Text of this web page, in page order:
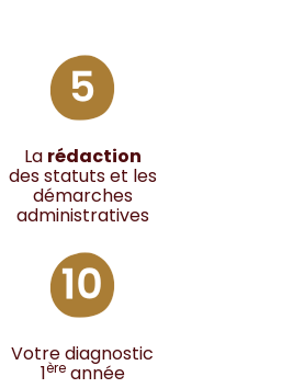
La rédaction
des statuts et les
démarches
administratives
Votre diagnostic
1èreannée